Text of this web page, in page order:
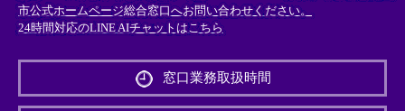
市公式ホームページ総合窓口へお問い合わせください。
24時間対応のLINE AIチャットはこちら
外
リ
窓口業務取扱時間